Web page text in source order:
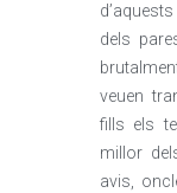
dels
veuen
fills els
millor
avis,